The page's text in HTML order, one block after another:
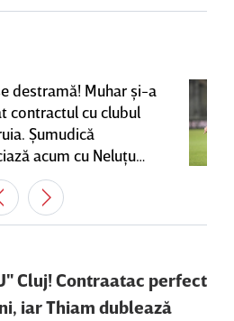
destramă! Muhar şi-a
contractul cu clubul
Şumudică
acum cu Neluţu
care mai are o
pentru banca tehnică
Cluj! Contraatac perfect
iar Thiam dublează